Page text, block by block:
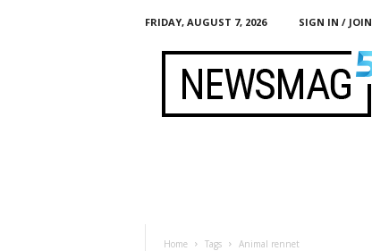
FRIDAY, AUGUST 7, 2026 SIGN IN / JOIN
Home Tags Animal rennet